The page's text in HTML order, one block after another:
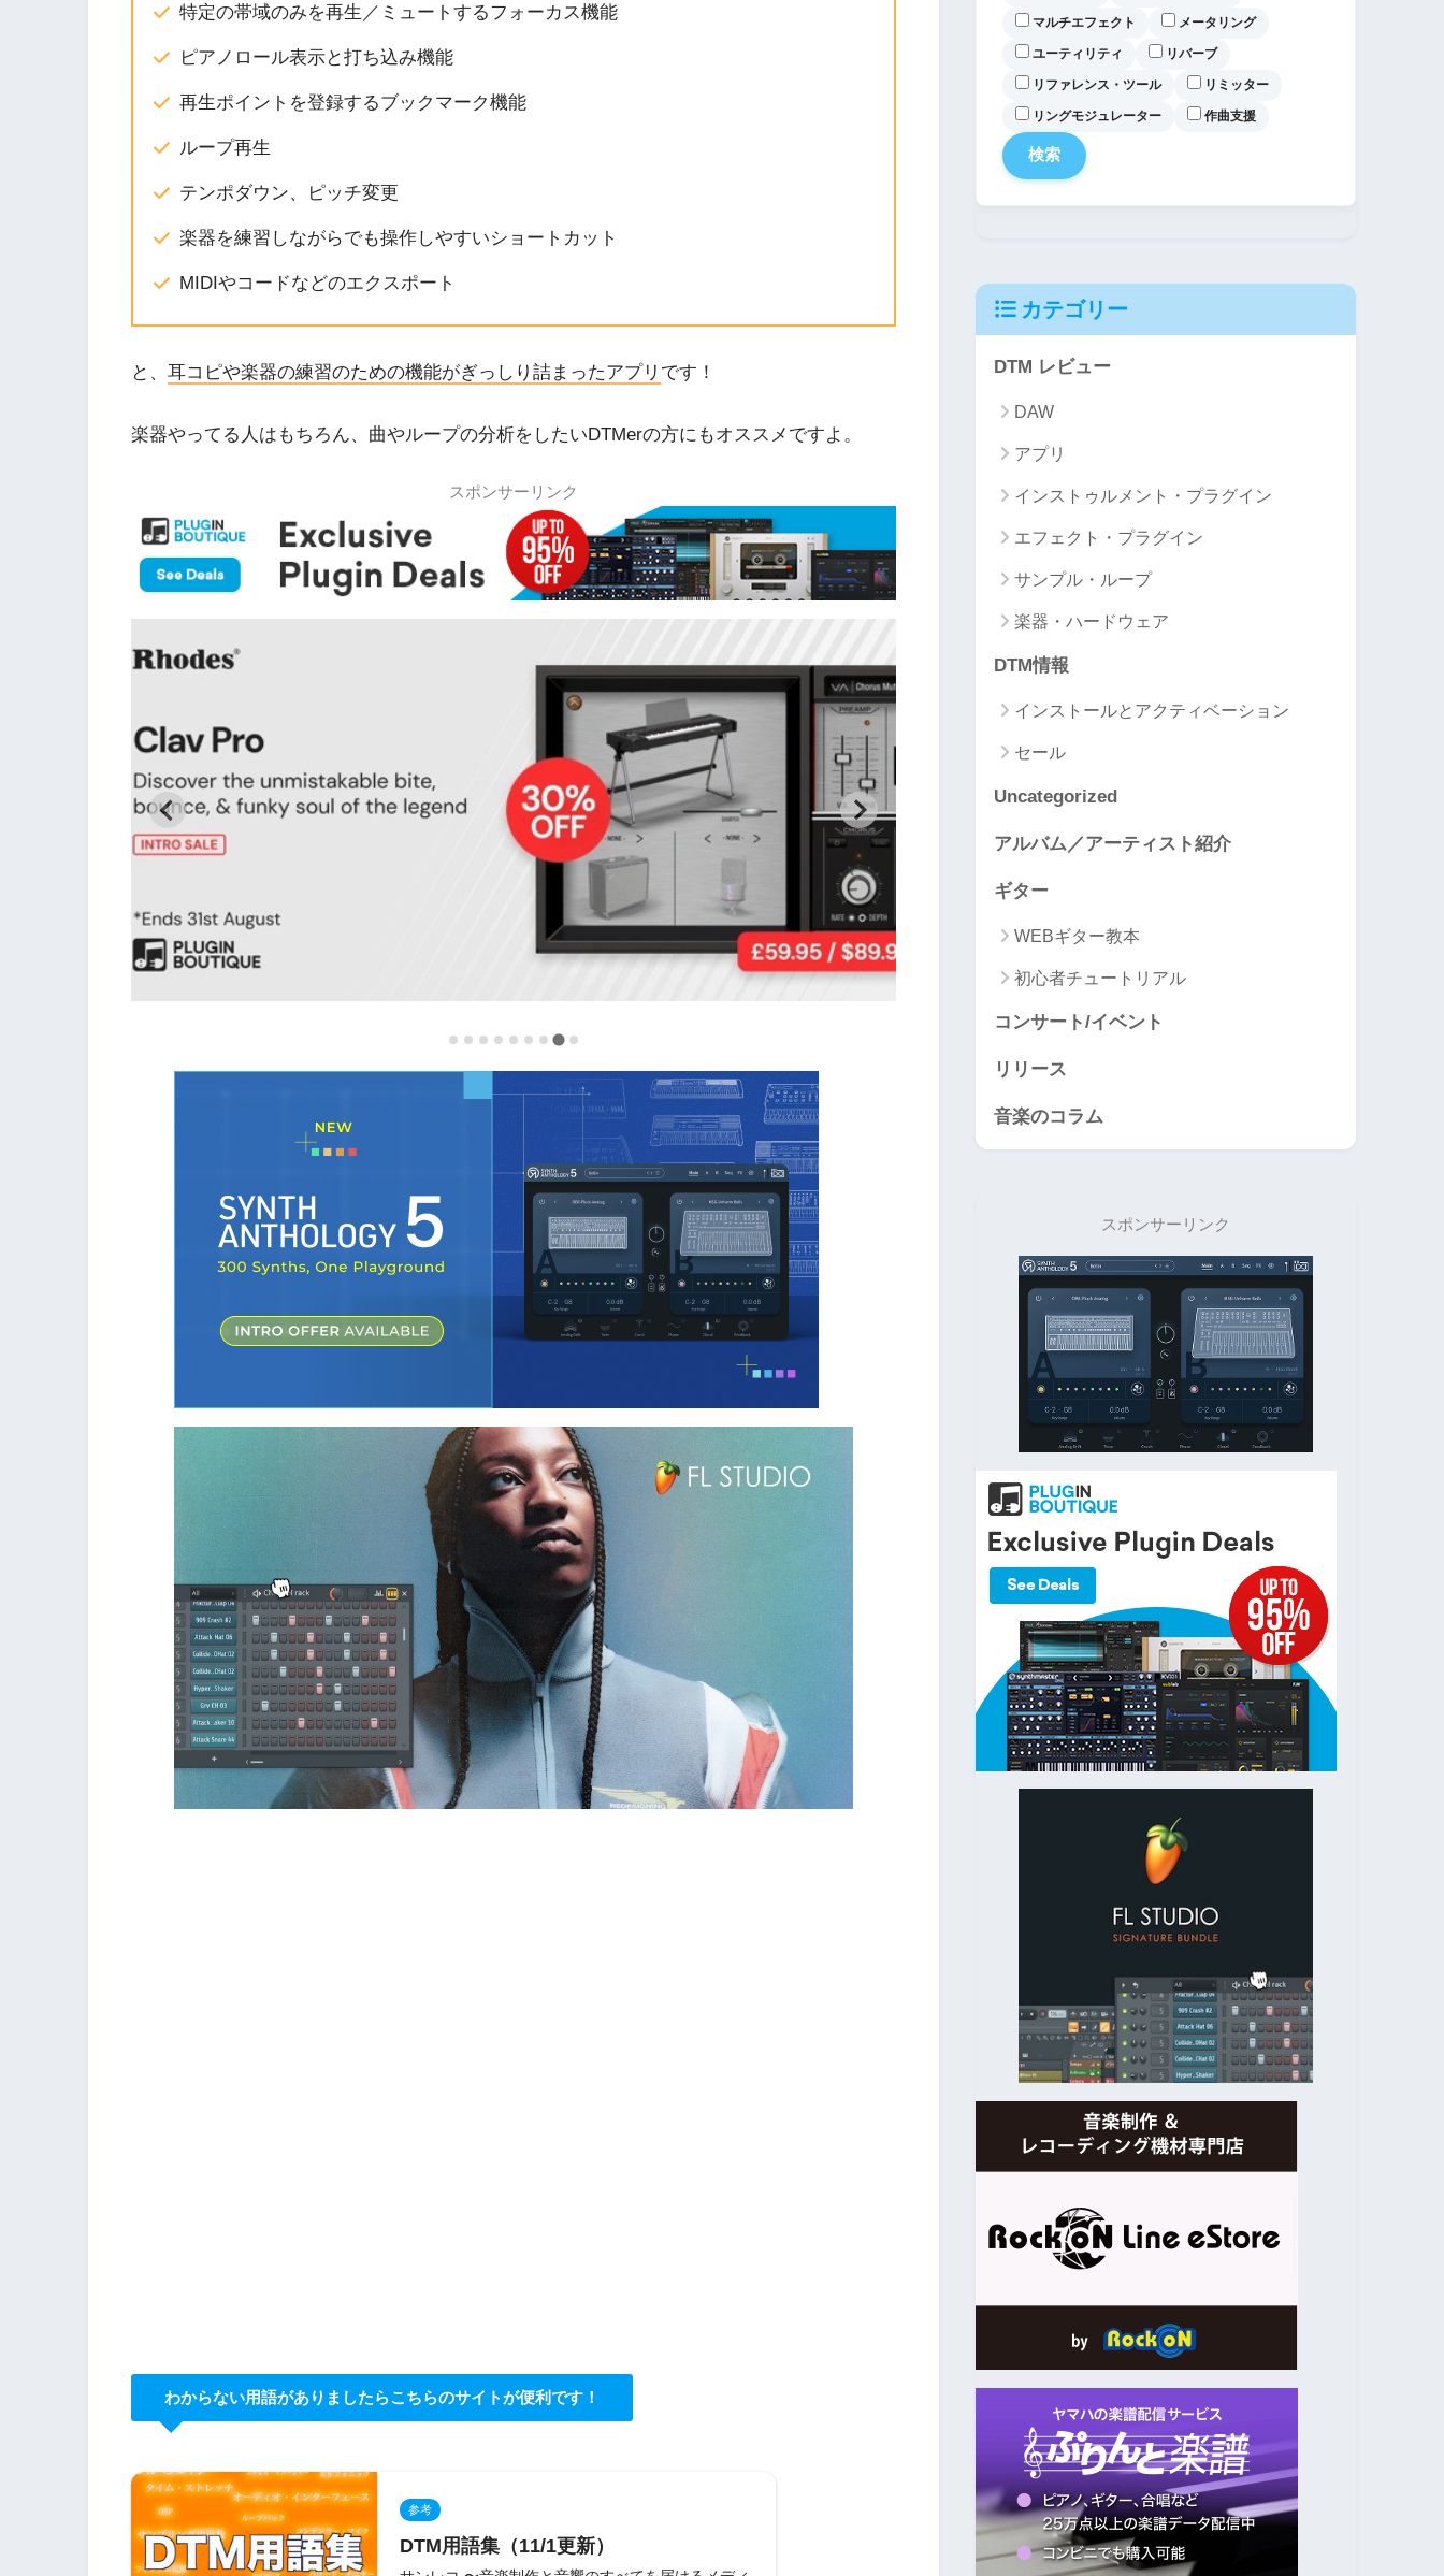
特定の帯域のみを再生／ミュートするフォーカス機能
ピアノロール表示と打ち込み機能
再生ポイントを登録するブックマーク機能
ループ再生
テンポダウン、ピッチ変更
楽器を練習しながらでも操作しやすいショートカット
MIDIやコードなどのエクスポート
と、 耳コピや楽器の練習のための機能がぎっしり詰まったアプリ です！
楽器やってる人はもちろん、曲やループの分析をしたいDTMerの方にもオススメですよ。
スポンサーリンク
わからない用語がありましたらこちらのサイトが便利です！
参考
DTM用語集（11/1更新）
マルチエフェクト メータリング
ユーティリティ リバーブ
リファレンス・ツール リミッター
リングモジュレーター 作曲支援
カテゴリー
DTM レビュー
DAW
アプリ
インストゥルメント・プラグイン
エフェクト・プラグイン
サンプル・ループ
楽器・ハードウェア
DTM情報
インストールとアクティベーション
セール
Uncategorized
アルバム／アーティスト紹介
ギター
WEBギター教本
初心者チュートリアル
コンサート/イベント
リリース
音楽のコラム
スポンサーリンク